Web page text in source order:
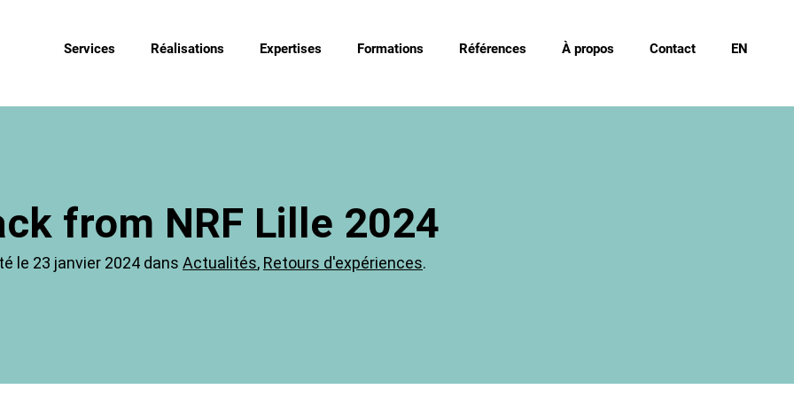
Services Réalisations Expertises Formations Références À propos Contact EN
from NRF Lille 2024
le 23 janvier 2024 dans Actualités, Retours d'expériences.